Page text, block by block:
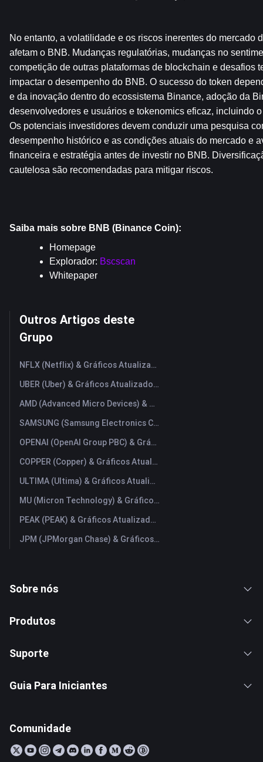
No entanto, a volatilidade e os riscos inerentes do mercado
afetam o BNB. Mudanças regulatórias, mudanças no
competição de outras plataformas de blockchain e desafios
impactar o desempenho do BNB. O sucesso do token
e da inovação dentro do ecossistema Binance, adoção da
desenvolvedores e usuários e tokenomics eficaz, incluindo
Os potenciais investidores devem conduzir uma pesquisa
desempenho histórico e as condições atuais do mercado e
financeira e estratégia antes de investir no BNB.
cautelosa são recomendadas para mitigar riscos.
Saiba mais sobre BNB (Binance Coin):
Homepage
Explorador: Bscscan
Whitepaper
Outros Artigos deste
Grupo
NFLX (Netflix) & Gráficos Atualizados em Tempo Real
UBER (Uber) & Gráficos Atualizados em Tempo Real
AMD (Advanced Micro Devices) & Gráficos Atualizados em Tempo Real
SAMSUNG (Samsung Electronics Co., Ltd) & Gráficos Atualizados em Tempo Real
OPENAI (OpenAI Group PBC) & Gráficos Atualizados em Tempo Real
COPPER (Copper) & Gráficos Atualizados em Tempo Real
ULTIMA (Ultima) & Gráficos Atualizados em Tempo Real
MU (Micron Technology) & Gráficos Atualizados em Tempo Real
PEAK (PEAK) & Gráficos Atualizados em Tempo Real
JPM (JPMorgan Chase) & Gráficos Atualizados em Tempo Real
Sobre nós
Produtos
Suporte
Guia Para Iniciantes
Comunidade